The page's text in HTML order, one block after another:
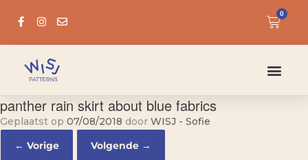
0
panther rain skirt about blue fabrics
Geplaatst op 07/08/2018 door WISJ - Sofie
← Vorige
Volgende →